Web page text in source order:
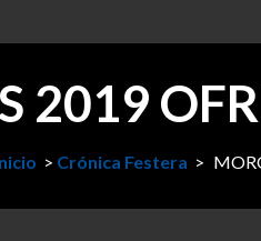
2019
> Crónica Festera >